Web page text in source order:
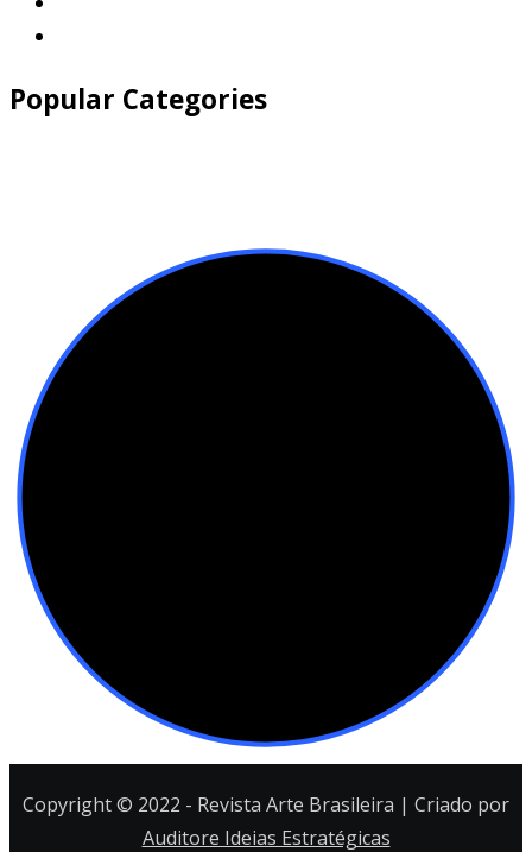
Popular Categories
Copyright © 2022 - Revista Arte Brasileira | Criado por
Auditore Ideias Estratégicas